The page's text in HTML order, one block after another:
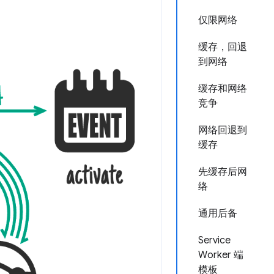
仅限网络
缓存，回退
到网络
缓存和网络
竞争
网络回退到
缓存
先缓存后网
络
通用后备
Service
Worker 端
模板